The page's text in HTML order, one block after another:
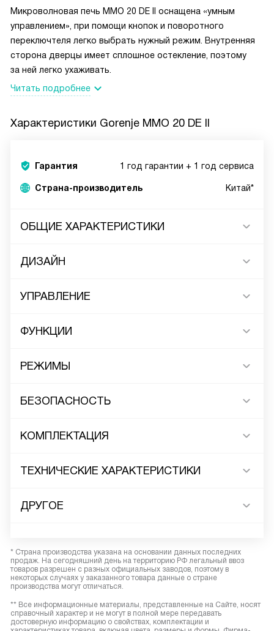
Микроволновая печь MMO 20 DE II оснащена «умным
управлением», при помощи кнопок и поворотного
переключтеля легко выбрать нужный режим. Внутренняя
сторона дверцы имеет сплошное остекление, поэтому
за ней легко ухаживать.
Читать подробнее
Характеристики Gorenje MMO 20 DE II
Гарантия 1 год гарантии + 1 год сервиса
Страна-производитель Китай*
ОБЩИЕ ХАРАКТЕРИСТИКИ
ДИЗАЙН
УПРАВЛЕНИЕ
ФУНКЦИИ
РЕЖИМЫ
БЕЗОПАСНОСТЬ
КОМПЛЕКТАЦИЯ
ТЕХНИЧЕСКИЕ ХАРАКТЕРИСТИКИ
ДРУГОЕ
* Страна производства указана на основании данных последних
продаж. На сегодняшний день на территорию РФ легальный ввоз
товаров разрешен с разных официальных заводов, поэтому в
некоторых случаях у заказанного товара данные о стране
производства могут отличаться.
** Все информационные материалы, представленные на Сайте, носят
справочный характер и не могут в полной мере передавать
достоверную информацию о свойствах, комплектации и